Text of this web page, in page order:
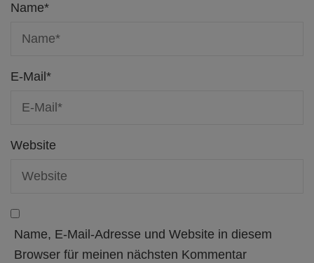
Name*
E-Mail *
Website
Name, E-Mail-Adresse und Website in diesem
Browser für meinen nächsten Kommentar